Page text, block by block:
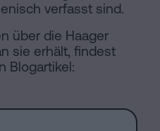
verfasst sind.
über die Haager
sie erhält, findest
Blogartikel: